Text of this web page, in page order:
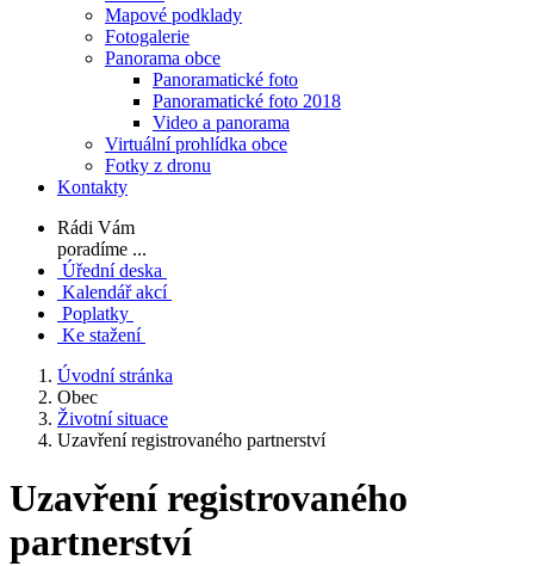
Mapové podklady
Fotogalerie
Panorama obce
Panoramatické foto
Panoramatické foto 2018
Video a panorama
Virtuální prohlídka obce
Fotky z dronu
Kontakty
Rádi Vám
poradíme ...
Úřední deska
Kalendář akcí
Poplatky
Ke stažení
Úvodní stránka
Obec
Životní situace
Uzavření registrovaného partnerství
Uzavření registrovaného
partnerství